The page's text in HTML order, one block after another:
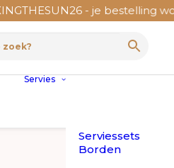
- je bestelling
Servies
Serviessets
Borden